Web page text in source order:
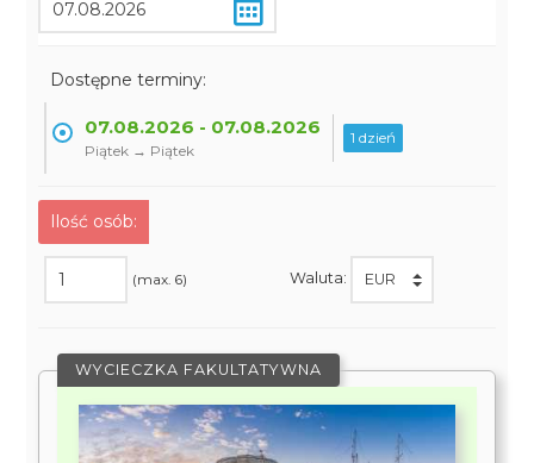
Dostępne terminy:
07.08.2026 - 07.08.2026
Piątek → Piątek
1 dzień
Ilość osób:
(max. 6) Waluta:
WYCIECZKA FAKULTATYWNA